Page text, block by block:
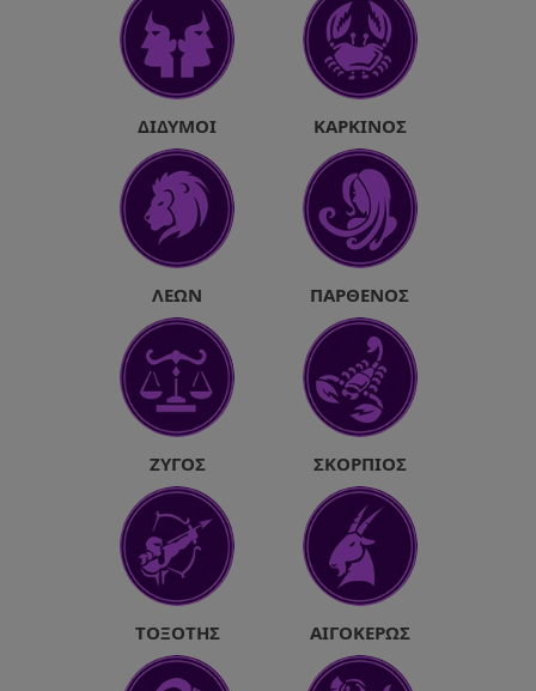
ΔΊΔΥΜΟΙ ΚΑΡΚΊΝΟΣ
ΛΈΩΝ ΠΑΡΘΈΝΟΣ
ΖΥΓΌΣ ΣΚΟΡΠΙΌΣ
ΤΟΞΌΤΗΣ ΑΙΓΌΚΕΡΩΣ